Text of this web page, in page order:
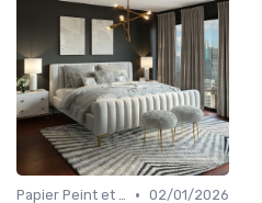
Papier Peint et Revêtements Muraux • 02/01/2026